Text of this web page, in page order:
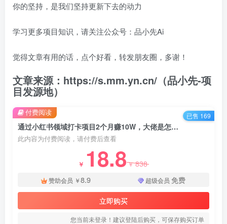
你的坚持，是我们坚持更新下去的动力
学习更多项目知识，请关注公众号：品小先Ai
觉得文章有用的话，点个好看，转发朋友圈，多谢！
文章来源：https://s.mm.yn.cn/（品小先-项
目发源地）
通过小红书领域打卡项目2个月赚10W，大佬是怎么做的？ - 资源之家
此内容为付费阅读，请付费后查看
￥ 18.8￥838
赞助会员 ￥8.9 超级会员 免费
立即购买
您当前未登录！建议登陆后购买，可保存购买订单
付费阅读 已售 169